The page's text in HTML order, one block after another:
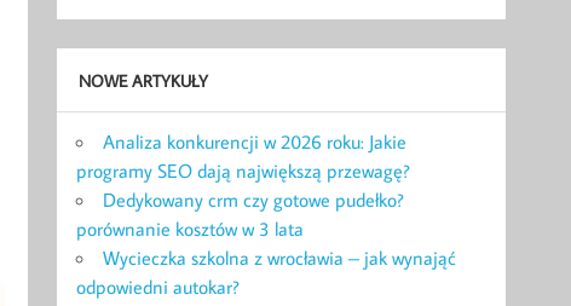
NOWE ARTYKUŁY
Analiza konkurencji w 2026 roku: Jakie
programy SEO dają największą przewagę?
Dedykowany crm czy gotowe pudełko?
porównanie kosztów w 3 lata
Wycieczka szkolna z wrocławia – jak wynająć
odpowiedni autokar?